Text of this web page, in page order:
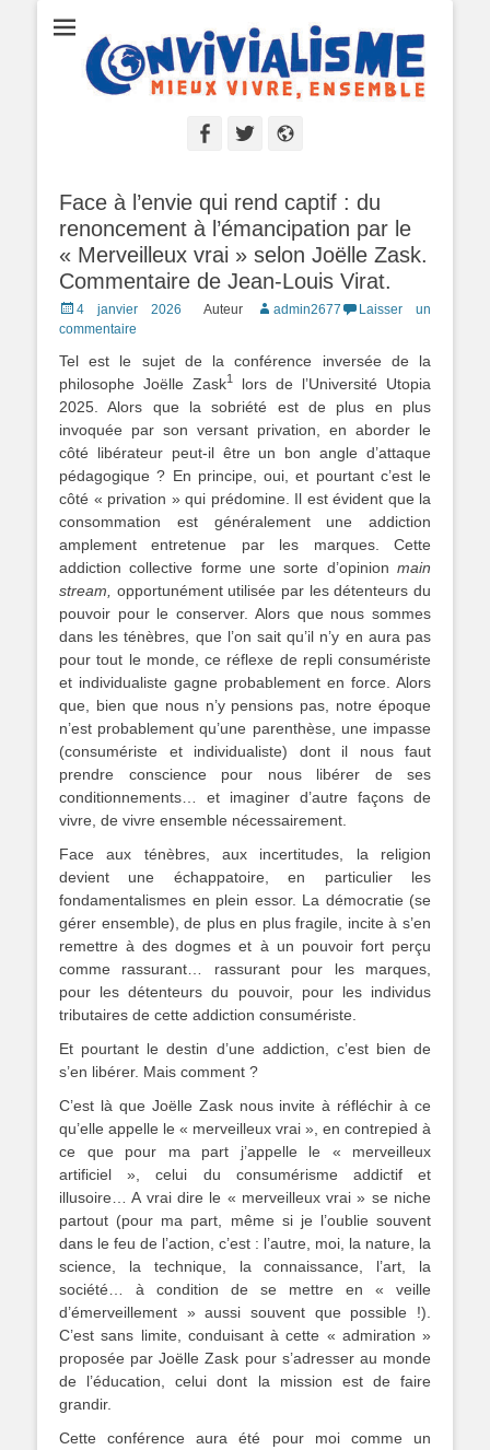
Convivialisme
Mieux vivre, ensemble
Facebook
Twitter
Face à l’envie qui rend captif : du
renoncement à l’émancipation par le
« Merveilleux vrai » selon Joëlle Zask.
Commentaire de Jean-Louis Virat.
Posted
on
4 janvier 2026 Auteur admin2677
Laisser un
commentaire
Tel est le sujet de la conférence inversée de la
philosophe Joëlle Zask1
lors de l’Université Utopia
2025. Alors que la sobriété est de plus en plus
invoquée par son versant privation, en aborder le
côté libérateur peut-il être un bon angle d’attaque
pédagogique ? En principe, oui, et pourtant c’est le
côté « privation » qui prédomine. Il est évident que la
consommation est généralement une addiction
amplement entretenue par les marques. Cette
addiction collective forme une sorte d’opinion main
stream,
opportunément utilisée par les détenteurs du
pouvoir pour le conserver. Alors que nous sommes
dans les ténèbres, que l’on sait qu’il n’y en aura pas
pour tout le monde, ce réflexe de repli consumériste
et individualiste gagne probablement en force. Alors
que, bien que nous n’y pensions pas, notre époque
n’est probablement qu’une parenthèse, une impasse
(consumériste et individualiste) dont il nous faut
prendre conscience pour nous libérer de ses
conditionnements… et imaginer d’autre façons de
vivre, de vivre ensemble nécessairement.
Face aux ténèbres, aux incertitudes, la religion
devient une échappatoire, en particulier les
fondamentalismes en plein essor. La démocratie (se
gérer ensemble), de plus en plus fragile, incite à s’en
remettre à des dogmes et à un pouvoir fort perçu
comme rassurant… rassurant pour les marques,
pour les détenteurs du pouvoir, pour les individus
tributaires de cette addiction consumériste.
Et pourtant le destin d’une addiction, c’est bien de
s’en libérer. Mais comment ?
C’est là que Joëlle Zask nous invite à réfléchir à ce
qu’elle appelle le « merveilleux vrai », en contrepied à
ce que pour ma part j’appelle le « merveilleux
artificiel », celui du consumérisme addictif et
illusoire… A vrai dire le « merveilleux vrai » se niche
partout (pour ma part, même si je l’oublie souvent
dans le feu de l’action, c’est : l’autre, moi, la nature, la
science, la technique, la connaissance, l’art, la
société… à condition de se mettre en « veille
d’émerveillement » aussi souvent que possible !).
C’est sans limite, conduisant à cette « admiration »
proposée par Joëlle Zask pour s’adresser au monde
de l’éducation, celui dont la mission est de faire
grandir.
Cette conférence aura été pour moi comme un